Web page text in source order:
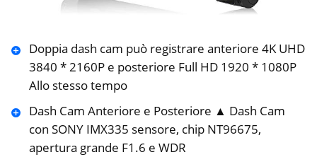
Doppia dash cam può registrare anteriore 4K UHD
3840 * 2160P e posteriore Full HD 1920 * 1080P
Allo stesso tempo
Dash Cam Anteriore e Posteriore ▲ Dash Cam
con SONY IMX335 sensore, chip NT96675,
apertura grande F1.6 e WDR